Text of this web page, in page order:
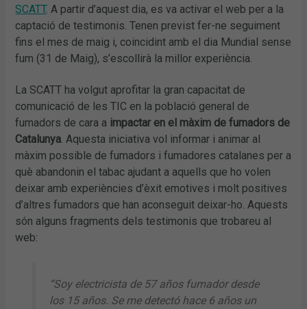
SCATT. A partir d’aquest dia, es va activar el web per a la
captació de testimonis. Tenen previst fer-ne seguiment
fins el mes de maig i, coincidint amb el dia Mundial sense
fum (31 de Maig), s’escollirà la millor experiència.
La SCATT ha volgut aprofitar la gran capacitat de
comunicació de les TIC en la població general de
fumadors de cara a impactar en el màxim de fumadors de
Catalunya . Aquesta iniciativa vol informar i animar al
màxim possible de fumadors i fumadores catalanes per a
què abandonin el tabac ajudant a aquells que ho volen
deixar amb experiències d’èxit emotives i molt positives
d’altres fumadors que han aconseguit deixar-ho. Aquests
són alguns fragments dels testimonis que trobareu al
web:
“Soy electricista de 57 años fumador desde
los 15 años. Se me detectó hace 6 años un